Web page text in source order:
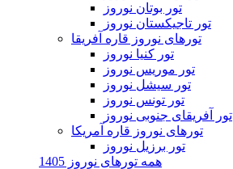
تور بوتان نوروز
تور تاجیکستان نوروز
تورهای نوروز قاره آفریقا
تور کنیا نوروز
تور موریس نوروز
تور سیشل نوروز
تور تونس نوروز
تور آفریقای جنوبی نوروز
تورهای نوروز قاره آمریکا
تور برزیل نوروز
همه تورهای نوروز 1405